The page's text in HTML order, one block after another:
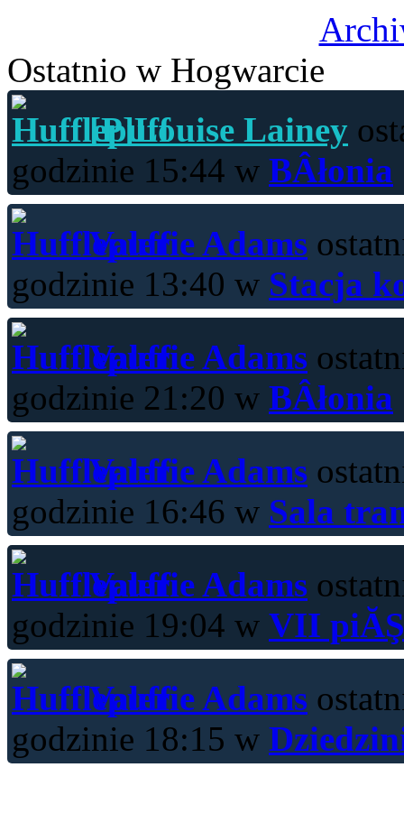
Ostatnio w Hogwarcie
[P]Louise Lainey
godzinie 15:44 w BÂłonia
Valerie Adams
godzinie 13:40 w Stacja
Valerie Adams
godzinie 21:20 w BÂłonia
Valerie Adams
godzinie 16:46 w Sala
Valerie Adams
godzinie 19:04 w VII
Valerie Adams
godzinie 18:15 w